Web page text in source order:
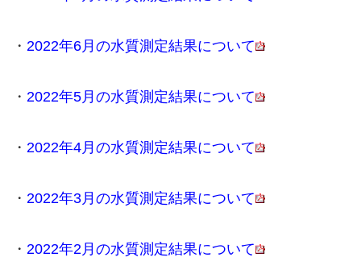
・ 2022年6月の水質測定結果について
・ 2022年5月の水質測定結果について
・ 2022年4月の水質測定結果について
・ 2022年3月の水質測定結果について
・ 2022年2月の水質測定結果について